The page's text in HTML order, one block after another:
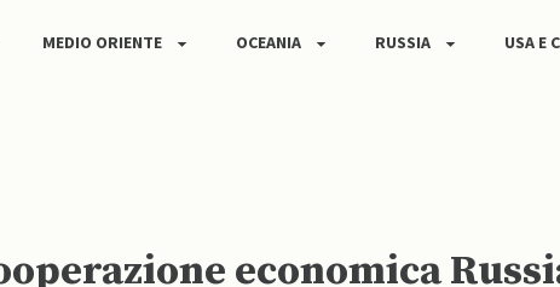
MEDIO ORIENTE OCEANIA RUSSIA USA E
economica